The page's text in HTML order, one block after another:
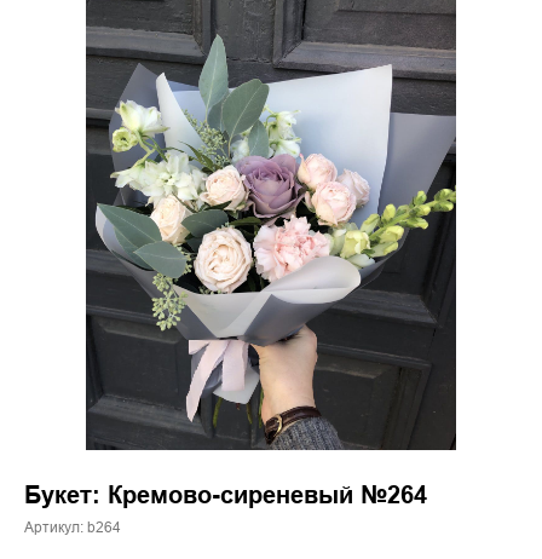
Букет: Кремово-сиреневый №264
Артикул: b264